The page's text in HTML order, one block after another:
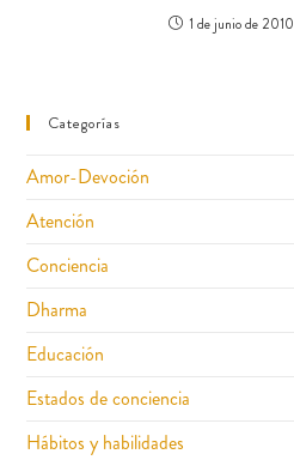
1 de junio de 2010
Categorías
Amor-Devoción
Atención
Conciencia
Dharma
Educación
Estados de conciencia
Hábitos y habilidades